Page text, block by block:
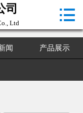

关于杰林
司
Ltd 
闻 产品展示